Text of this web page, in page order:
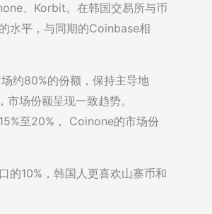
、Korbit。在韩国交易所与币
水平，与同期的Coinbase相
约80%的份额，保持主导地
场份额呈现一致趋势。
至20%， Coinone的市场份
的10%，韩国人更喜欢山寨币和